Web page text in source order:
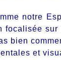
notre
bien
et